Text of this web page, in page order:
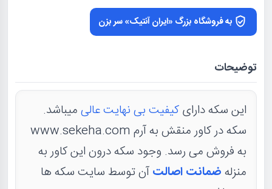
به فروشگاه بزرگ «ایران آنتیک» سر بزن
توضیحات
این سکه دارایکیفیت بی نهایت عالیمیباشد.
سکه در کاور منقش به آرم www.sekeha.com
به فروش می رسد. وجود سکه درون این کاور به
منزلهضمانت اصالتآن توسط سایت سکه ها